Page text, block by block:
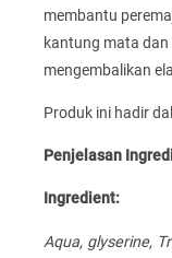
membantu
kantung mata dan
mengembalikan
Produk ini hadir
Penjelasan
Ingredient:
Aqua, glyserine,